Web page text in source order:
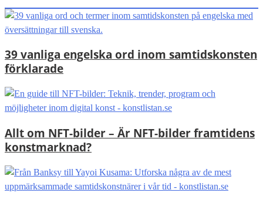
39 vanliga engelska ord inom samtidskonsten
förklarade
Allt om NFT-bilder – Är NFT-bilder framtidens
konstmarknad?